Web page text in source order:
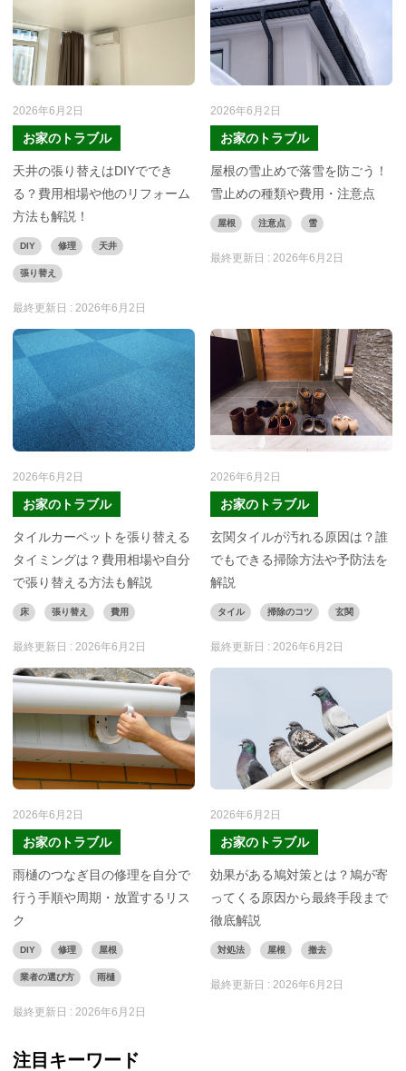
2026年6月2日
お家のトラブル
天井の張り替えはDIYででき
る？費用相場や他のリフォーム
方法も解説！
DIY 修理 天井
張り替え
最終更新日 : 2026年6月2日
2026年6月2日
お家のトラブル
屋根の雪止めで落雪を防ごう！
雪止めの種類や費用・注意点
屋根 注意点 雪
最終更新日 : 2026年6月2日
2026年6月2日
お家のトラブル
タイルカーペットを張り替える
タイミングは？費用相場や自分
で張り替える方法も解説
床 張り替え 費用
最終更新日 : 2026年6月2日
2026年6月2日
お家のトラブル
玄関タイルが汚れる原因は？誰
でもできる掃除方法や予防法を
解説
タイル 掃除のコツ 玄関
最終更新日 : 2026年6月2日
2026年6月2日
お家のトラブル
雨樋のつなぎ目の修理を自分で
行う手順や周期・放置するリス
ク
DIY 修理 屋根
業者の選び方 雨樋
最終更新日 : 2026年6月2日
2026年6月2日
お家のトラブル
効果がある鳩対策とは？鳩が寄
ってくる原因から最終手段まで
徹底解説
対処法 屋根 撤去
最終更新日 :2026年6月2日
注目キーワード